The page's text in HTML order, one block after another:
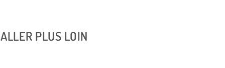
ALLER PLUS LOIN